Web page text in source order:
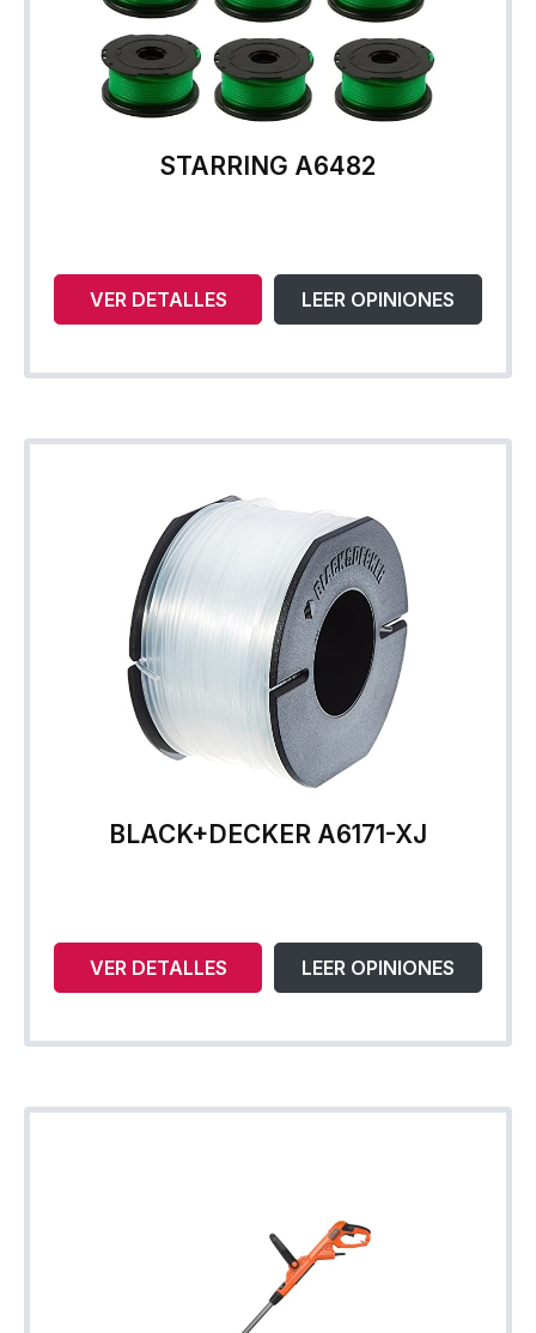
STARRING A6482
VER DETALLES LEER OPINIONES
BLACK+DECKER A6171-XJ
VER DETALLES LEER OPINIONES